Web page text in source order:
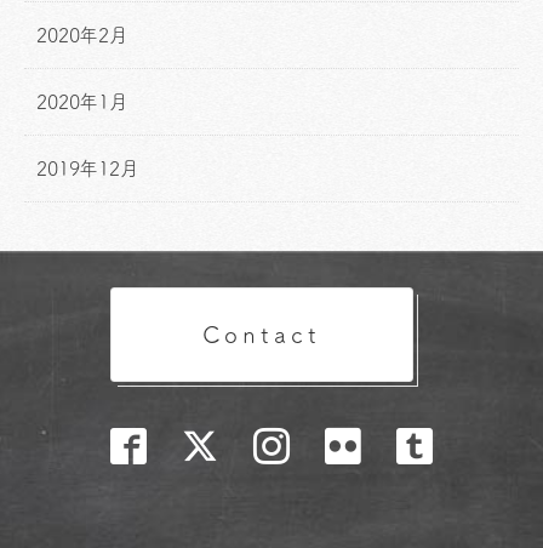
2020年2月
2020年1月
2019年12月
Contact